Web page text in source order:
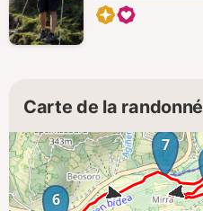
Carte de la
6
7